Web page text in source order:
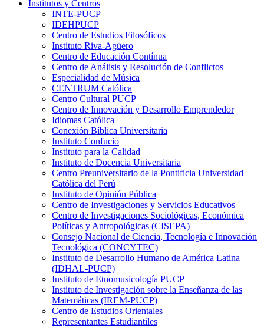
Institutos y Centros
INTE-PUCP
IDEHPUCP
Centro de Estudios Filosóficos
Instituto Riva-Agüero
Centro de Educación Contínua
Centro de Análisis y Resolución de Conflictos
Especialidad de Música
CENTRUM Católica
Centro Cultural PUCP
Centro de Innovación y Desarrollo Emprendedor
Idiomas Católica
Conexión Bíblica Universitaria
Instituto Confucio
Instituto para la Calidad
Instituto de Docencia Universitaria
Centro Preuniversitario de la Pontificia Universidad
Católica del Perú
Instituto de Opinión Pública
Centro de Investigaciones y Servicios Educativos
Centro de Investigaciones Sociológicas, Económica
Políticas y Antropológicas (CISEPA)
Consejo Nacional de Ciencia, Tecnología e Innovación
Tecnológica (CONCYTEC)
Instituto de Desarrollo Humano de América Latina
(IDHAL-PUCP)
Instituto de Etnomusicología PUCP
Instituto de Investigación sobre la Enseñanza de las
Matemáticas (IREM-PUCP)
Centro de Estudios Orientales
Representantes Estudiantiles